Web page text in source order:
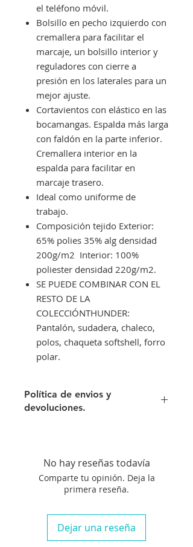
el teléfono móvil.
Bolsillo en pecho izquierdo con
cremallera para facilitar el
marcaje, un bolsillo interior y
reguladores con cierre a
presión en los laterales para un
mejor ajuste.
Cortavientos con elástico en las
bocamangas. Espalda más larga
con faldón en la parte inferior.
Cremallera interior en la
espalda para facilitar en
marcaje trasero.
Ideal como uniforme de
trabajo.
Composición tejido Exterior:
65% polies 35% alg densidad
200g/m2 Interior: 100%
poliester densidad 220g/m2.
SE PUEDE COMBINAR CON EL
RESTO DE LA
COLECCIÓNTHUNDER:
Pantalón, sudadera, chaleco,
polos, chaqueta softshell, forro
polar.
Política de envios y
devoluciones.
concepto de transporte.
Si no queda satisfecho con su
compra aceptamos su devolución
haya sido manipulado y siempre
No hay reseñas todavía
Comparte tu opinión. Deja la
primera reseña.
Dejar una reseña